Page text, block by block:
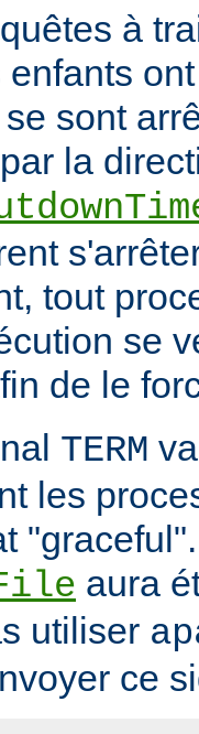
à
sont
la
tout
se
de le
TERM
les
aura
utiliser
ce